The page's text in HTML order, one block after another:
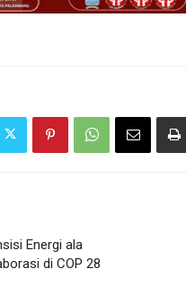
Energi ala
di COP 28